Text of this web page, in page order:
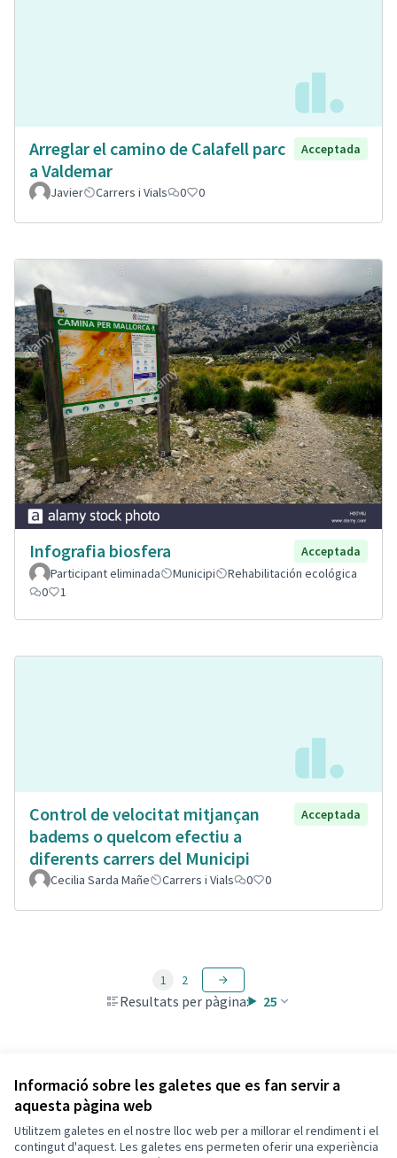
Informació sobre les galetes que es fan servir a
aquesta pàgina web
Utilitzem galetes en el nostre lloc web per a millorar el rendiment i el
contingut d'aquest. Les galetes ens permeten oferir una experiència
Arreglar el camino de Calafell parc
a Valdemar
Acceptada
Javier Carrers i Vials 0 0
Infografia biosfera
Acceptada
Participant eliminada
Municipi
Rehabilitación ecológica
0
1
Control de velocitat mitjançan
badems o quelcom efectiu a
diferents carrers del Municipi
Acceptada
Cecilia Sarda Mañe Carrers i Vials 0 0
Resultats per pàgina: 25
1 2
Veure totes les propostes retirades
Termes i condicions d'ús
Configuració de les galetes